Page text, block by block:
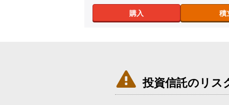
購入 積
 投資信託のリス